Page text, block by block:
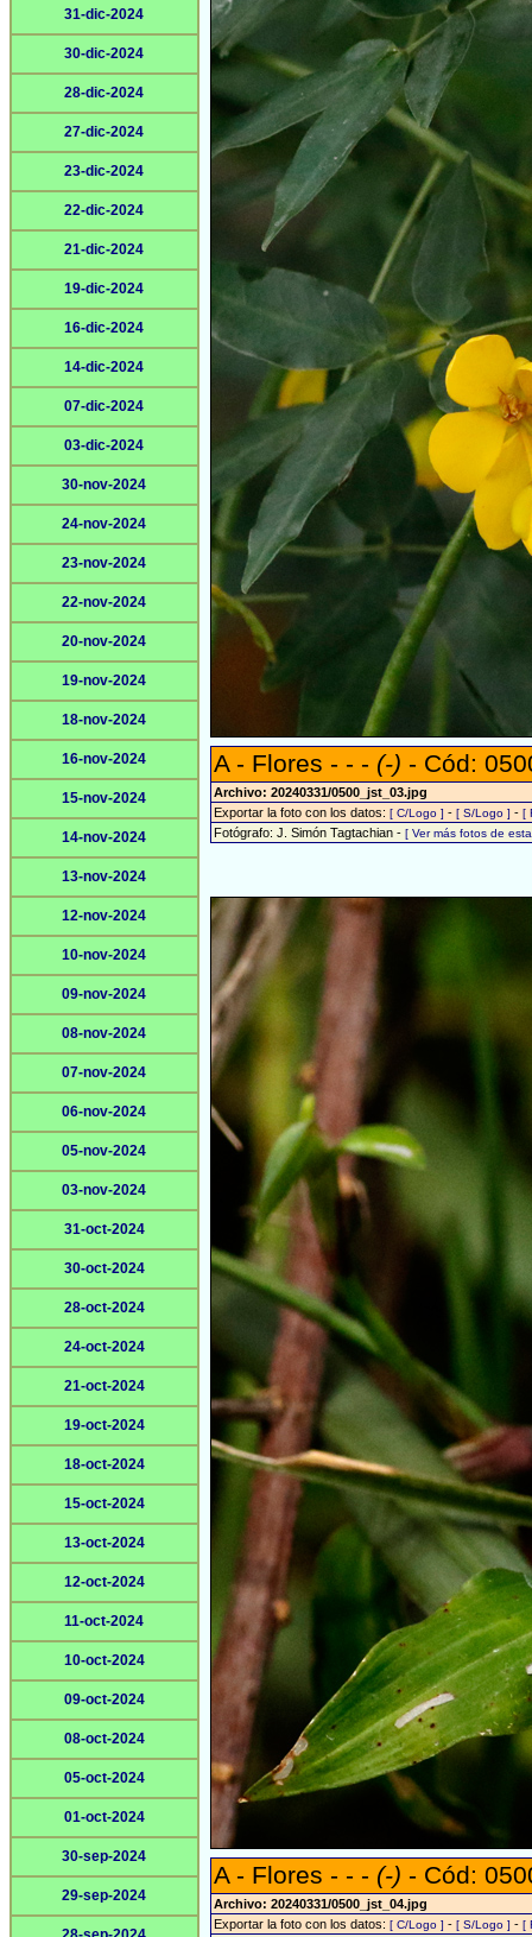
31-dic-2024
30-dic-2024
28-dic-2024
27-dic-2024
23-dic-2024
22-dic-2024
21-dic-2024
19-dic-2024
16-dic-2024
14-dic-2024
07-dic-2024
03-dic-2024
30-nov-2024
24-nov-2024
23-nov-2024
22-nov-2024
20-nov-2024
19-nov-2024
18-nov-2024
16-nov-2024
15-nov-2024
14-nov-2024
13-nov-2024
12-nov-2024
10-nov-2024
09-nov-2024
08-nov-2024
07-nov-2024
06-nov-2024
05-nov-2024
03-nov-2024
31-oct-2024
30-oct-2024
28-oct-2024
24-oct-2024
21-oct-2024
19-oct-2024
18-oct-2024
15-oct-2024
13-oct-2024
12-oct-2024
11-oct-2024
10-oct-2024
09-oct-2024
08-oct-2024
05-oct-2024
01-oct-2024
30-sep-2024
29-sep-2024
A - Flores - - - (-) - Cód:
Archivo: 20240331/0500_jst_03.jpg
Exportar la foto con los datos: [ C/Logo ] - [ S/Logo ] - [
Fotógrafo: J. Simón Tagtachian - [ Ver más fotos de
A - Flores - - - (-) - Cód:
Archivo: 20240331/0500_jst_04.jpg
Exportar la foto con los datos: [ C/Logo ] - [ S/Logo ] - [